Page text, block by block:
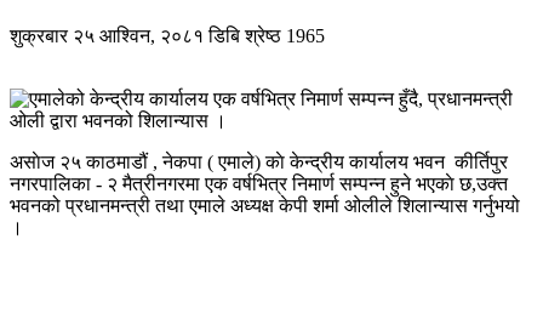
शुक्रबार २५ आश्विन, २०८१डिबि श्रेष्ठ 1965
असाेज २५ काठमाडौं , नेकपा ( एमाले) काे केन्द्रीय कार्यालय भवन कीर्तिपुर
नगरपालिका - २ मैत्रीनगरमा एक वर्षभित्र निमार्ण सम्पन्न हुने भएकाे छ,उक्त
भवनको प्रधानमन्त्री तथा एमाले अध्यक्ष केपी शर्मा ओलीले शिलान्यास गर्नुभयो
।